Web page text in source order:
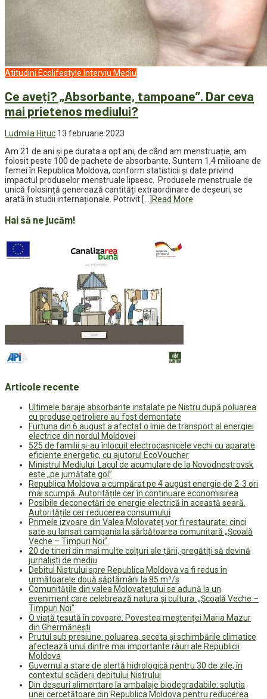
Atitudini Ecolifestyle Interviu Mediu
Ce aveți? „Absorbante, tampoane”. Dar ceva
mai prietenos mediului?
Ludmila Hițuc 13 februarie 2023
Am 21 de ani și pe durata a opt ani, de când am menstruație, am
folosit peste 100 de pachete de absorbante. Suntem 1,4 milioane de
femei în Republica Moldova, conform statisticii și date privind
impactul produselor menstruale lipsesc. Produsele menstruale de
unică folosință generează cantități extraordinare de deșeuri, se
arată în studii internaționale. Potrivit […] Read More
Hai să ne jucăm!
Articole recente
Ultimele baraje absorbante instalate pe Nistru după poluarea
cu produse petroliere au fost demontate
Furtuna din 6 august a afectat o linie de transport al energiei
electrice din nordul Moldovei
525 de familii și-au înlocuit electrocasnicele vechi cu aparate
eficiente energetic, cu ajutorul EcoVoucher
Ministrul Mediului: Lacul de acumulare de la Novodnestrovsk
este „pe jumătate gol”
Republica Moldova a cumpărat pe 4 august energie de 2-3 ori
mai scumpă. Autoritățile cer în continuare economisirea
Posibile deconectări de energie electrică în această seară.
Autoritățile cer reducerea consumului
Primele izvoare din Valea Molovateț vor fi restaurate: cinci
sate au lansat campania la sărbătoarea comunitară „Școală
Veche – Timpuri Noi”
20 de tineri din mai multe colțuri ale țării, pregătiți să devină
jurnaliști de mediu
Debitul Nistrului spre Republica Moldova va fi redus în
următoarele două săptămâni la 85 m³/s
Comunitățile din valea Molovatețului se adună la un
eveniment care celebrează natura și cultura: „Școală Veche –
Timpuri Noi”
O viață țesută în covoare. Povestea meșteriței Maria Mazur
din Ghermănești
Prutul sub presiune: poluarea, seceta și schimbările climatice
afectează unul dintre mai importante râuri ale Republicii
Moldova
Guvernul a stare de alertă hidrologică pentru 30 de zile, în
contextul scăderii debitului Nistrului
Din deșeuri alimentare la ambalaje biodegradabile: soluția
unei cercetătoare din Republica Moldova pentru reducerea